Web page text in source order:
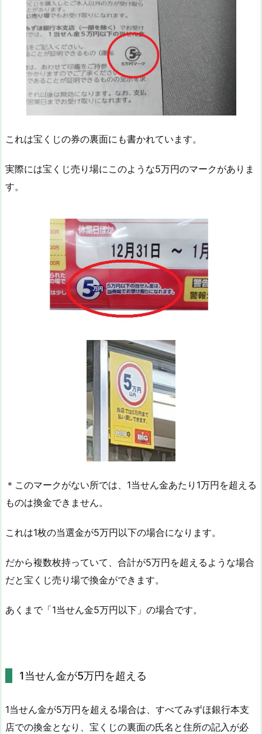
これは宝くじの券の裏面にも書かれています。
実際には宝くじ売り場にこのような5万円のマークがありま
す。
＊このマークがない所では、1当せん金あたり1万円を超える
ものは換金できません。
これは1枚の当選金が5万円以下の場合になります。
だから複数枚持っていて、合計が5万円を超えるような場合
だと宝くじ売り場で換金ができます。
あくまで「1当せん金5万円以下」の場合です。
1当せん金が5万円を超える
1当せん金が5万円を超える場合は、すべてみずほ銀行本支
店での換金となり、宝くじの裏面の氏名と住所の記入が必